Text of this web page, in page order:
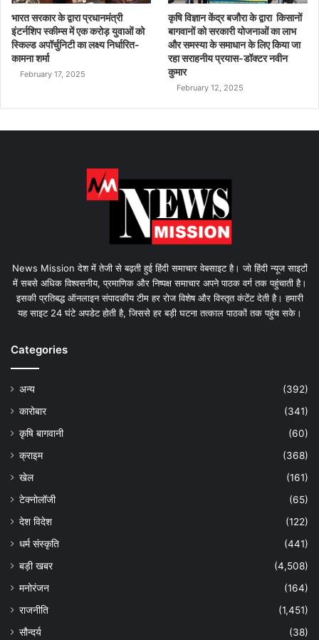
भारत सरकार के द्वारा प्रधानमंत्री
इंटर्नशिप स्कीम्स में एक करोड़ युवाओं को
स्किल्ड अपॉर्चुनिटी का लक्ष्य निर्धारित-
कामना शर्मा
February 17, 2025
कृषि विज्ञान केंद्र बजौरा के द्वारा किसानों
बागवानों को सरकारी योजनाओं का लाभ
और समस्या के समाधान के लिए किया जा
रहा सराहनीय प्रयास-डॉक्टर नवीन
कुमार
February 12, 2025
News Mission देश में तेजी से बढ़ती हुई हिंदी समाचार वेबसाइट है। जो हिंदी न्यूज साइटों
में सबसे अधिक विश्वसनीय, प्रमाणिक और निष्पक्ष समाचार अपने पाठक वर्ग तक पहुंचाती है।
इसकी प्रतिबद्ध ऑनलाइन संपादकीय टीम हर रोज विशेष और विस्तृत कंटेंट देती है। हमारी
यह साइट 24 घंटे अपडेट होती है, जिससे हर बड़ी घटना तत्काल पाठकों तक पहुंच सके।
Categories
अन्य
(392)
कारोबार
(341)
कृषि बागवानी
(60)
क्राइम
(368)
खेल
(161)
टेक्नोलॉजी
(65)
देश विदेश
(122)
धर्म संस्कृति
(441)
बड़ी खबर
(4,508)
मनोरंजन
(164)
राजनीति
(1,451)
सौन्दर्य
(38)